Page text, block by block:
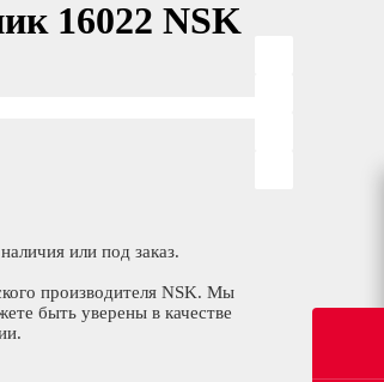
16022 NSK
или под заказ.
производителя NSK. Мы
быть уверены в качестве